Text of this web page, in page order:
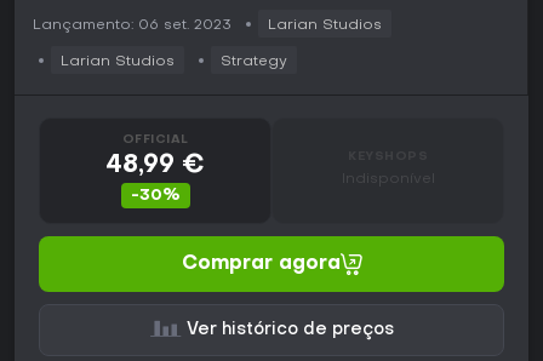
Lançamento: 06 set. 2023 Larian Studios
Larian Studios Strategy
OFFICIAL
48,99 €
-30%
Indisponível
Comprar agora
Ver histórico de preços